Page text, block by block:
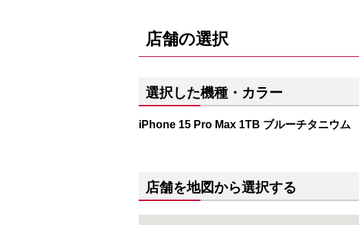
店舗の選択
選択した機種・カラー
iPhone 15 Pro Max 1TB ブルーチタニウム
店舗を地図から選択する